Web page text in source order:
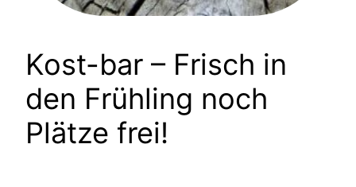
Kost-bar – Frisch in
den Frühling noch
Plätze frei!